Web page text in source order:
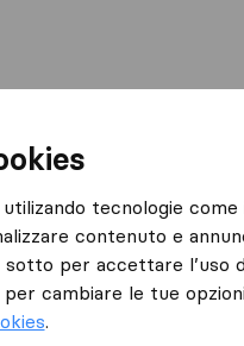
tecnologie
contenuto e
per accettare l’uso
cambiare le tue
.